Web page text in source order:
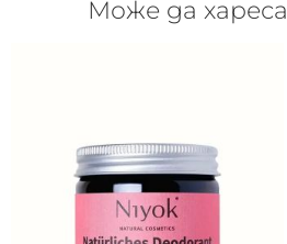
Може да